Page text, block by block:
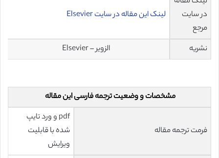
در سایت
مرجع
لینک این مقاله در سایت Elsevier
نشریه الزویر – Elsevier
مشخصات و وضعیت ترجمه فارسی این مقاله
فرمت ترجمه مقاله
pdf و ورد تایپ
شده با قابلیت
ویرایش